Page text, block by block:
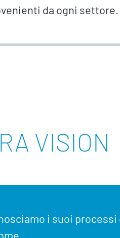
da ogni settore.
VISION
i suoi